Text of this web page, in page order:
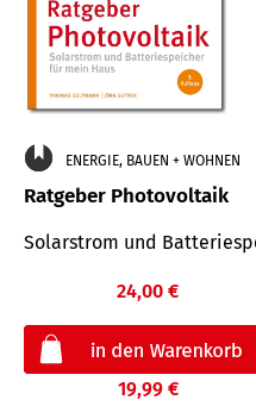
ENERGIE, BAUEN + WOHNEN
Ratgeber Photovoltaik
Solarstrom und
24,00 €
19,99 €